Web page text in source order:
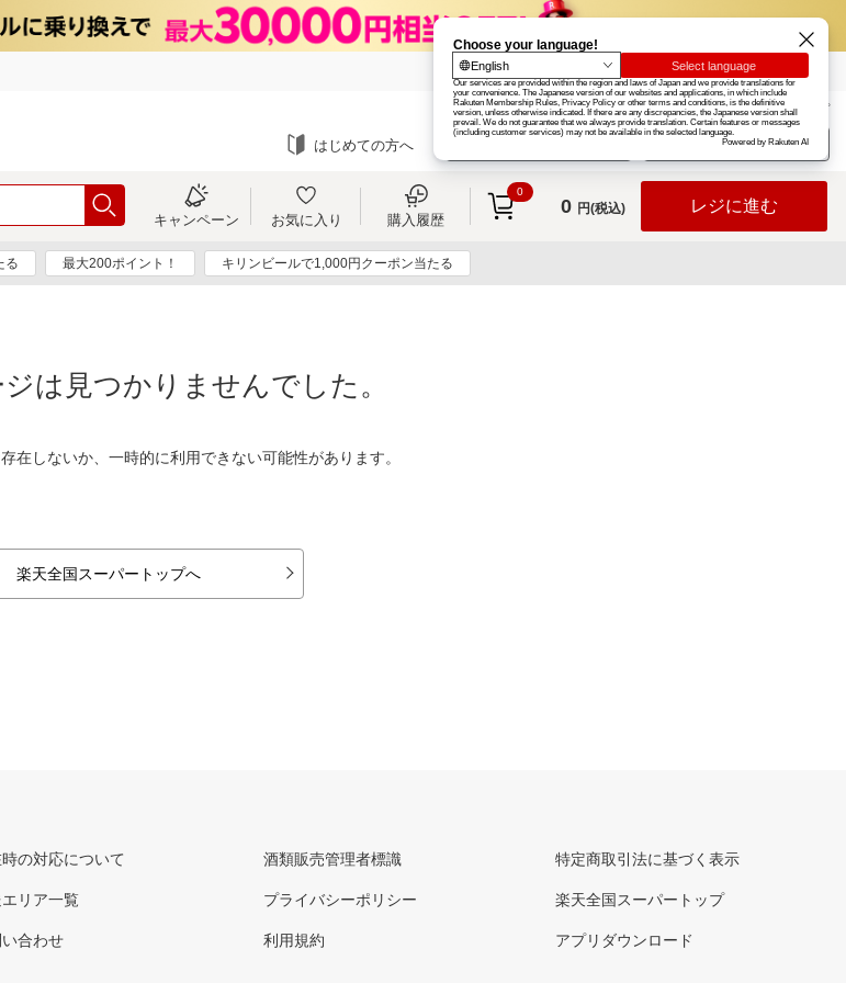
楽天グループ カード
お知らせ ヘルプ
はじめての方へ ログイン
キャンペーン お気に入り 購入履歴
0
0 円(税込) レジに進む
る 最大200ポイント！ キリンビールで1,000円クーポン当たる
は見つかりませんでした。
在しないか、一時的に利用できない可能性があります。
楽天全国スーパートップへ
の対応について
リア一覧
合わせ
酒類販売管理者標識
プライバシーポリシー
利用規約
特定商取引法に基づく表示
楽天全国スーパートップ
アプリダウンロード